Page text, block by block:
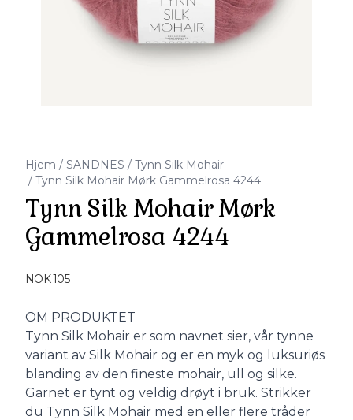
Hjem / SANDNES / Tynn Silk Mohair
/ Tynn Silk Mohair Mørk Gammelrosa 4244
Tynn Silk Mohair Mørk
Gammelrosa 4244
NOK 105
Description
OM PRODUKTET
Tynn Silk Mohair er som navnet sier, vår tynne
variant av Silk Mohair og er en myk og luksuriøs
blanding av den fineste mohair, ull og silke.
Garnet er tynt og veldig drøyt i bruk. Strikker
du Tynn Silk Mohair med en eller flere tråder